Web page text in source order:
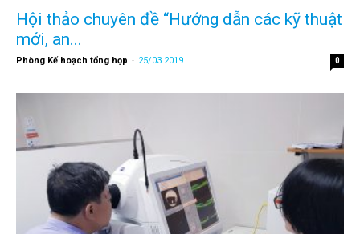
Hội thảo chuyên đề “Hướng dẫn các kỹ thuật
mới, an...
Phòng Kế hoạch tổng họp - 25/03 2019 0